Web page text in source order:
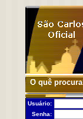
O quê
Usuário:
Senha: